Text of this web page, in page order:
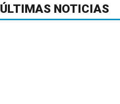
ÚLTIMAS NOTICIAS